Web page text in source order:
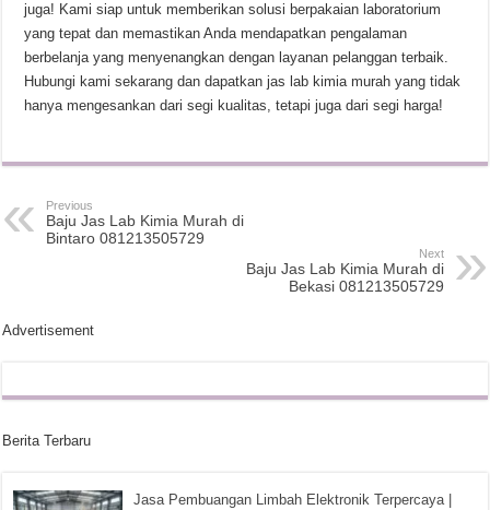
juga! Kami siap untuk memberikan solusi berpakaian laboratorium
yang tepat dan memastikan Anda mendapatkan pengalaman
berbelanja yang menyenangkan dengan layanan pelanggan terbaik.
Hubungi kami sekarang dan dapatkan jas lab kimia murah yang tidak
hanya mengesankan dari segi kualitas, tetapi juga dari segi harga!
Previous
Baju Jas Lab Kimia Murah di
Bintaro 081213505729
Next
Baju Jas Lab Kimia Murah di
Bekasi 081213505729
Advertisement
Berita Terbaru
Jasa Pembuangan Limbah Elektronik Terpercaya |